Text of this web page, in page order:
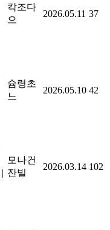
칵조다
으
2026.05.11 37
슘령초
느
2026.05.10 42
|
모나건
잔빌
2026.03.14 102